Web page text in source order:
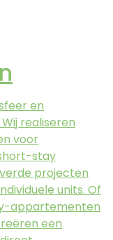
en
realiseren
voor
stay
projecten
units. Of
appartementen
een